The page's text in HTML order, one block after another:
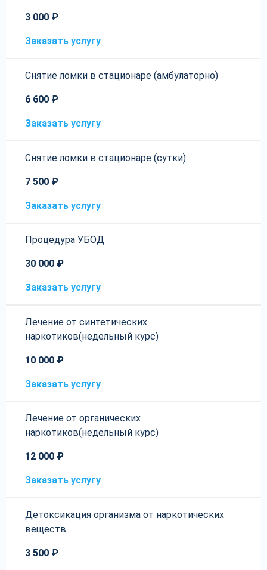
3 000 ₽
Заказать услугу
Снятие ломки в стационаре (амбулаторно)
6 600 ₽
Заказать услугу
Снятие ломки в стационаре (сутки)
7 500 ₽
Заказать услугу
Процедура УБОД
30 000 ₽
Заказать услугу
Лечение от синтетических
наркотиков(недельный курс)
10 000 ₽
Заказать услугу
Лечение от органических
наркотиков(недельный курс)
12 000 ₽
Заказать услугу
Детоксикация организма от наркотических
веществ
3 500 ₽